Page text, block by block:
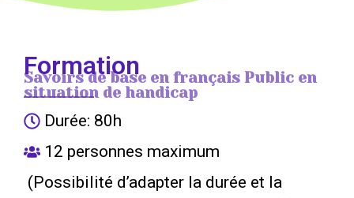
Formation
Savoirs de base en français Public en
situation de handicap
Durée: 80h
12 personnes maximum
(Possibilité d’adapter la durée et la